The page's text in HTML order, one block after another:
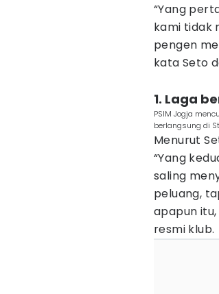
“Yang
kami tidak
pengen
kata Seto
1. Laga
PSIM Jogja
berlangsung di
Menurut
“Yang
saling
peluang,
apapun
resmi klub.